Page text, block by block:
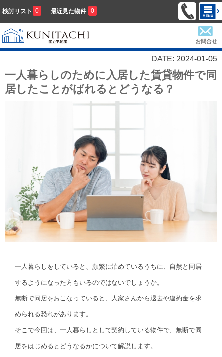
検討リスト 0 最近見た物件 0
お問合せ
DATE: 2024-01-05
一人暮らしのために入居した賃貸物件で同
居したことがばれるとどうなる？
一人暮らしをしていると、頻繁に泊めているうちに、自然と同居
するようになった方もいるのではないでしょうか。
無断で同居をおこなっていると、大家さんから退去や違約金を求
められる恐れがあります。
そこで今回は、一人暮らしとして契約している物件で、無断で同
居をはじめるとどうなるかについて解説します。